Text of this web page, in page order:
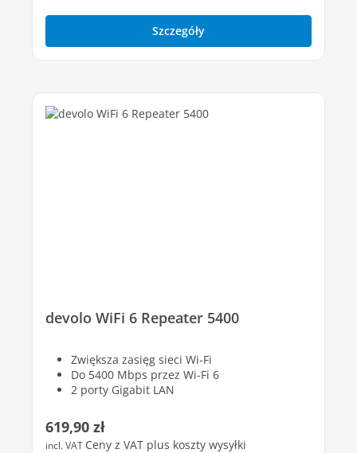
Szczegóły
devolo WiFi 6 Repeater 5400
Zwiększa zasięg sieci Wi-Fi
Do 5400 Mbps przez Wi-Fi 6
2 porty Gigabit LAN
Cena regularna:
619,90 zł
incl. VAT Ceny z VAT plus koszty wysyłki